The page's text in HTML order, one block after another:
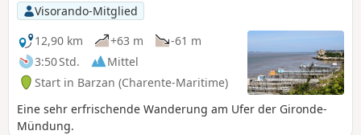
sollten Sie diese Route nicht begehen, da sie auf einem
Abschnitt sehr nah an der Gironde verläuft.
Visorando-Mitglied
12,90 km
+63 m
-61 m
3:50 Std.
Mittel
Start in Barzan (Charente-Maritime)
Eine sehr erfrischende Wanderung am Ufer der Gironde-
Mündung.